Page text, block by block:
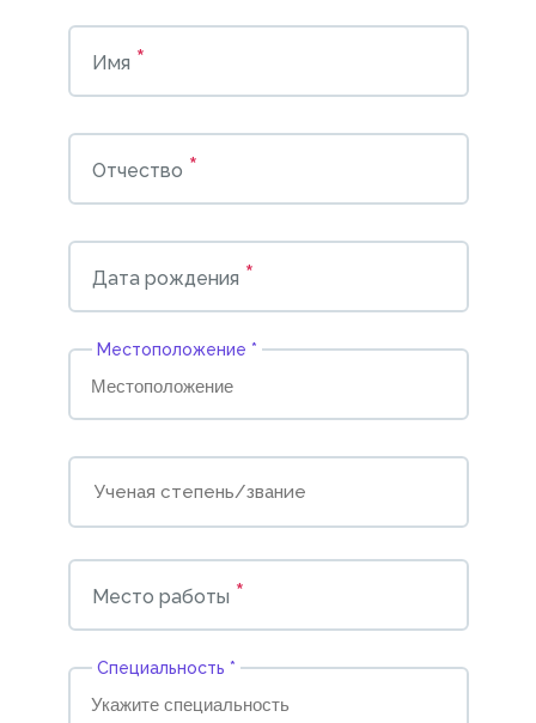
Имя *
Отчество *
Дата рождения *
Местоположение *
Место работы *
Cпециальность *